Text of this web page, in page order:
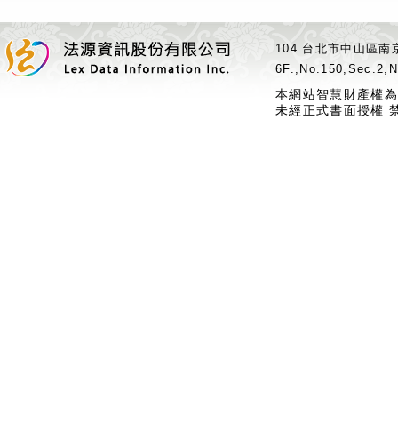
104 台北市中山區
本網站智慧財產權
未經正式書面授權